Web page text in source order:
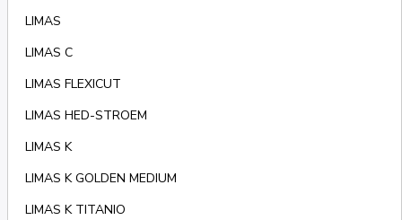
LIMAS
LIMAS C
LIMAS FLEXICUT
LIMAS HED-STROEM
LIMAS K
LIMAS K GOLDEN MEDIUM
LIMAS K TITANIO